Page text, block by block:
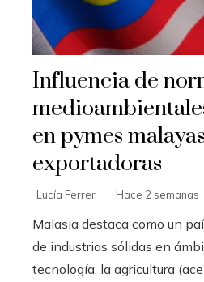
Influencia de
en pymes malayas
exportadoras
Lucía Ferrer Hace 2 semanas
Malasia destaca como un
de industrias sólidas en
tecnología, la agricultura